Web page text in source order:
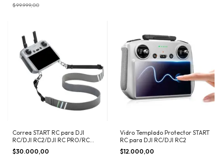
$99.999,00
Correa START RC para DJI
RC/DJI RC2/DJI RC PRO/RC
PLUS
$30.000,00
Vidro Templado Protector START
RC para DJI RC/DJI RC2
$12.000,00